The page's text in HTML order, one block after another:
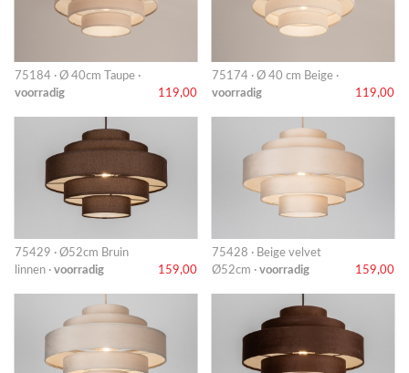
75184 · Ø 40cm Taupe ·
voorradig
119,00
75174 · Ø 40 cm Beige ·
voorradig
119,00
75429 · Ø52cm Bruin
linnen · voorradig 159,00
75428 · Beige velvet
Ø52cm · voorradig 159,00